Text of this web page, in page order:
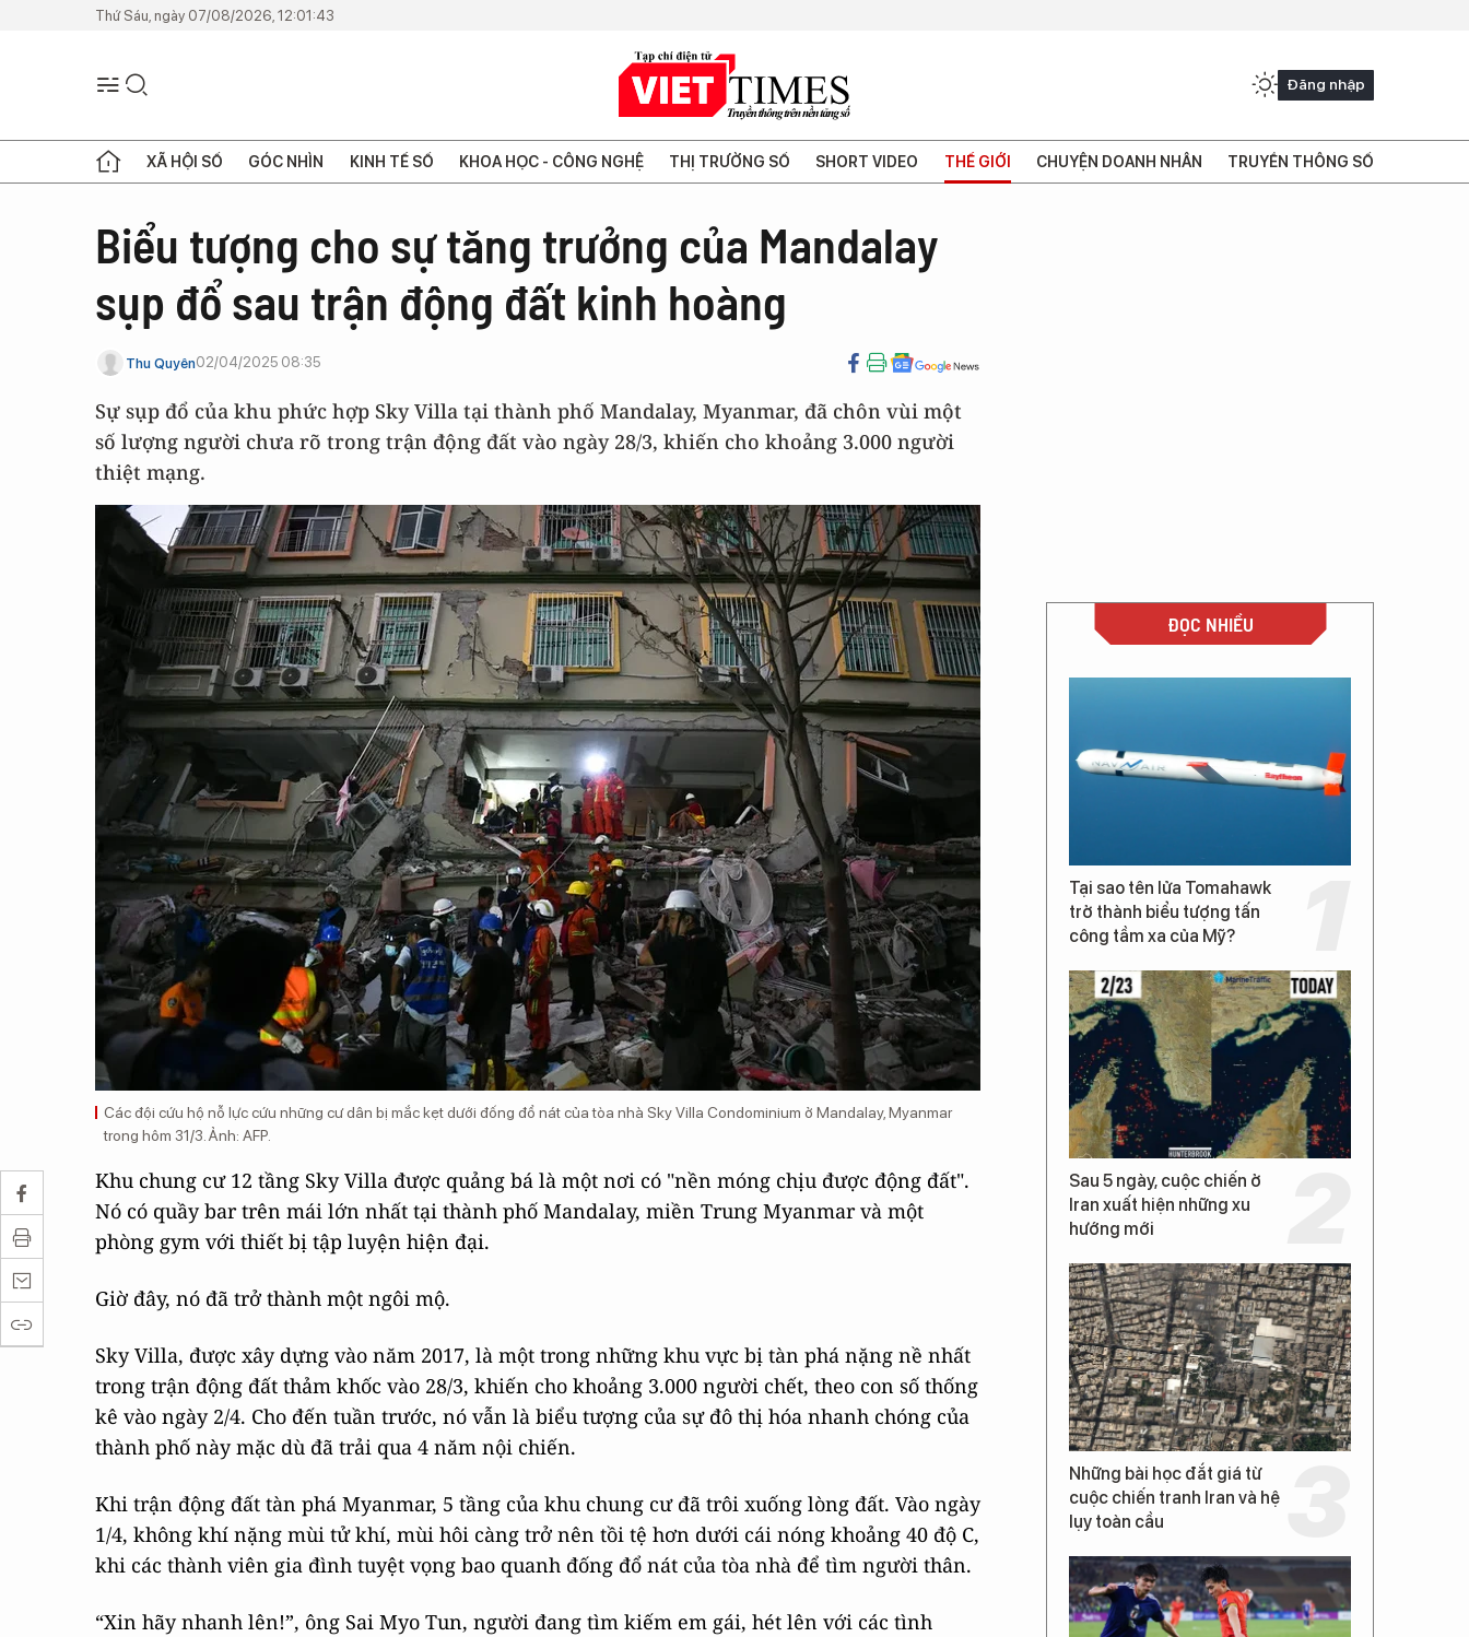
Thứ Sáu, ngày 07/08/2026, 12:01:43
Đăng nhập
XÃ HỘI SỐ GÓC NHÌN KINH TẾ SỐ KHOA HỌC - CÔNG NGHỆ THỊ TRƯỜNG SỐ SHORT VIDEO THẾ GIỚI CHUYỆN DOANH NHÂN TRUYỀN THÔNG SỐ
Biểu tượng cho sự tăng trưởng của Mandalay
sụp đổ sau trận động đất kinh hoàng
Thu Quyên02/04/2025 08:35
Sự sụp đổ của khu phức hợp Sky Villa tại thành phố Mandalay, Myanmar, đã chôn vùi một
số lượng người chưa rõ trong trận động đất vào ngày 28/3, khiến cho khoảng 3.000 người
thiệt mạng.
Các đội cứu hộ nỗ lực cứu những cư dân bị mắc kẹt dưới đống đổ nát của tòa nhà Sky Villa Condominium ở Mandalay, Myanmar
trong hôm 31/3. Ảnh: AFP.
Khu chung cư 12 tầng Sky Villa được quảng bá là một nơi có "nền móng chịu được động đất".
Nó có quầy bar trên mái lớn nhất tại thành phố Mandalay, miền Trung Myanmar và một
phòng gym với thiết bị tập luyện hiện đại.
Giờ đây, nó đã trở thành một ngôi mộ.
Sky Villa, được xây dựng vào năm 2017, là một trong những khu vực bị tàn phá nặng nề nhất
trong trận động đất thảm khốc vào 28/3, khiến cho khoảng 3.000 người chết, theo con số thống
kê vào ngày 2/4. Cho đến tuần trước, nó vẫn là biểu tượng của sự đô thị hóa nhanh chóng của
thành phố này mặc dù đã trải qua 4 năm nội chiến.
Khi trận động đất tàn phá Myanmar, 5 tầng của khu chung cư đã trôi xuống lòng đất. Vào ngày
1/4, không khí nặng mùi tử khí, mùi hôi càng trở nên tồi tệ hơn dưới cái nóng khoảng 40 độ C,
khi các thành viên gia đình tuyệt vọng bao quanh đống đổ nát của tòa nhà để tìm người thân.
“Xin hãy nhanh lên!”, ông Sai Myo Tun, người đang tìm kiếm em gái, hét lên với các tình
ĐỌC NHIỀU
Tại sao tên lửa Tomahawk
trở thành biểu tượng tấn
công tầm xa của Mỹ?
Sau 5 ngày, cuộc chiến ở
Iran xuất hiện những xu
hướng mới
Những bài học đắt giá từ
cuộc chiến tranh Iran và hệ
lụy toàn cầu